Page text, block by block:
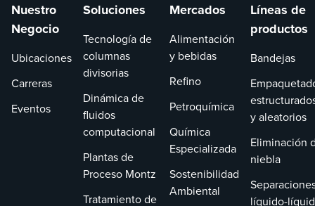
Nuestro
Negocio
Ubicaciones
Carreras
Eventos
Soluciones
Tecnología de
columnas
divisorias
Dinámica de
fluidos
computacional
Plantas de
Proceso Montz
Tratamiento de
Mercados
Alimentación
y bebidas
Refino
Petroquímica
Química
Especializada
Sostenibilidad
Ambiental
Líneas de
productos
Bandejas
y aleatorios
Eliminación
niebla
líquido-